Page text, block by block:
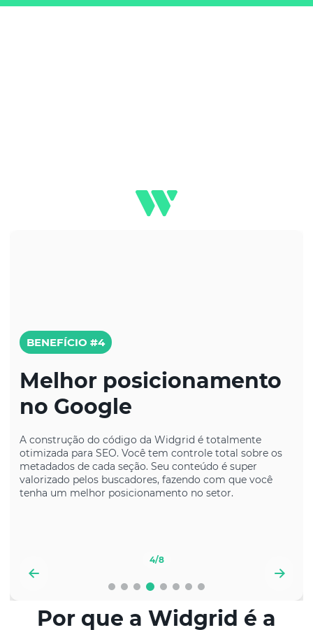
BENEFÍCIO #4
Melhor posicionamento
no Google
A construção do código da Widgrid é totalmente
otimizada para SEO. Você tem controle total sobre os
metadados de cada seção. Seu conteúdo é super
valorizado pelos buscadores, fazendo com que você
tenha um melhor posicionamento no setor.
4/8
Por que a Widgrid é a